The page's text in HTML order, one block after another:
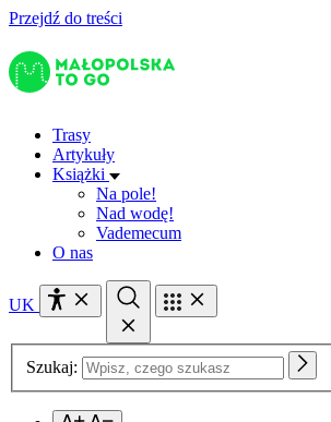
Przejdź do treści
Trasy
Artykuły
Książki
Na pole!
Nad wodę!
Vademecum
O nas
UK
Szukaj: